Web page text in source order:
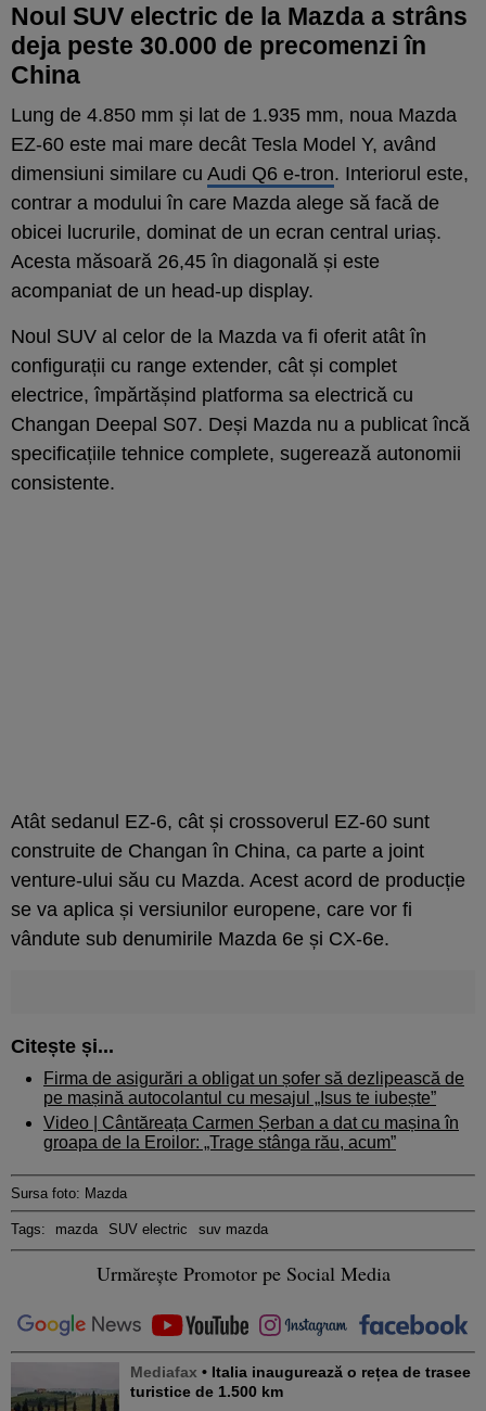
Noul SUV electric de la Mazda a strâns
deja peste 30.000 de precomenzi în
China
Lung de 4.850 mm și lat de 1.935 mm, noua Mazda
EZ-60 este mai mare decât Tesla Model Y, având
dimensiuni similare cu Audi Q6 e-tron. Interiorul este,
contrar a modului în care Mazda alege să facă de
obicei lucrurile, dominat de un ecran central uriaș.
Acesta măsoară 26,45 în diagonală și este
acompaniat de un head-up display.
Noul SUV al celor de la Mazda va fi oferit atât în
configurații cu range extender, cât și complet
electrice, împărtășind platforma sa electrică cu
Changan Deepal S07. Deși Mazda nu a publicat încă
specificațiile tehnice complete, sugerează autonomii
consistente.
Atât sedanul EZ-6, cât și crossoverul EZ-60 sunt
construite de Changan în China, ca parte a joint
venture-ului său cu Mazda. Acest acord de producție
se va aplica și versiunilor europene, care vor fi
vândute sub denumirile Mazda 6e și CX-6e.
Citește și...
Firma de asigurări a obligat un șofer să dezlipească de
pe mașină autocolantul cu mesajul „Isus te iubește”
Video | Cântăreața Carmen Șerban a dat cu mașina în
groapa de la Eroilor: „Trage stânga rău, acum”
Sursa foto: Mazda
Tags: mazda SUV electric suv mazda
Urmărește Promotor pe Social Media
Mediafax • Italia inaugurează o rețea de trasee
turistice de 1.500 km